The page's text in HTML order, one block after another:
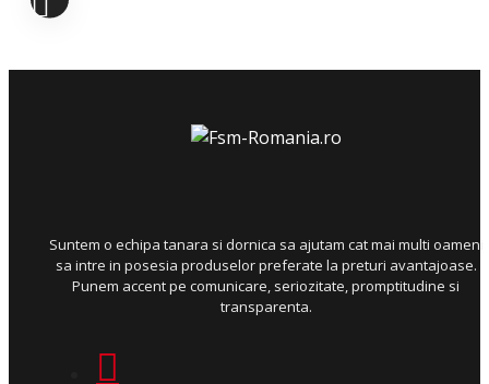
Suntem o echipa tanara si dornica sa ajutam cat mai multi oameni
sa intre in posesia produselor preferate la preturi avantajoase.
Punem accent pe comunicare, seriozitate, promptitudine si
transparenta.